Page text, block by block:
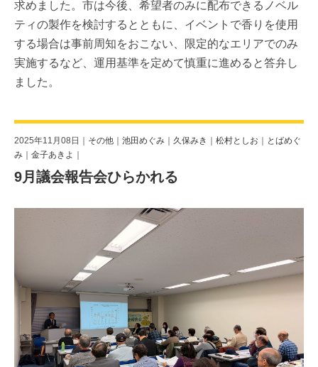
求めました。市は今後、希望者のみに配布できるノベル
ティの製作を検討するとともに、イベントで香りを使用
する場合は事前周知をおこない、限定的なエリアでのみ
実施するなど、運用基準を定めて慎重に進めると答弁し
ました。
2025年11月08日｜ その他 池田めぐみ 久保みき 松村としお
とばめぐ
み
金子あきよ
9月議会報告会ひらかれる